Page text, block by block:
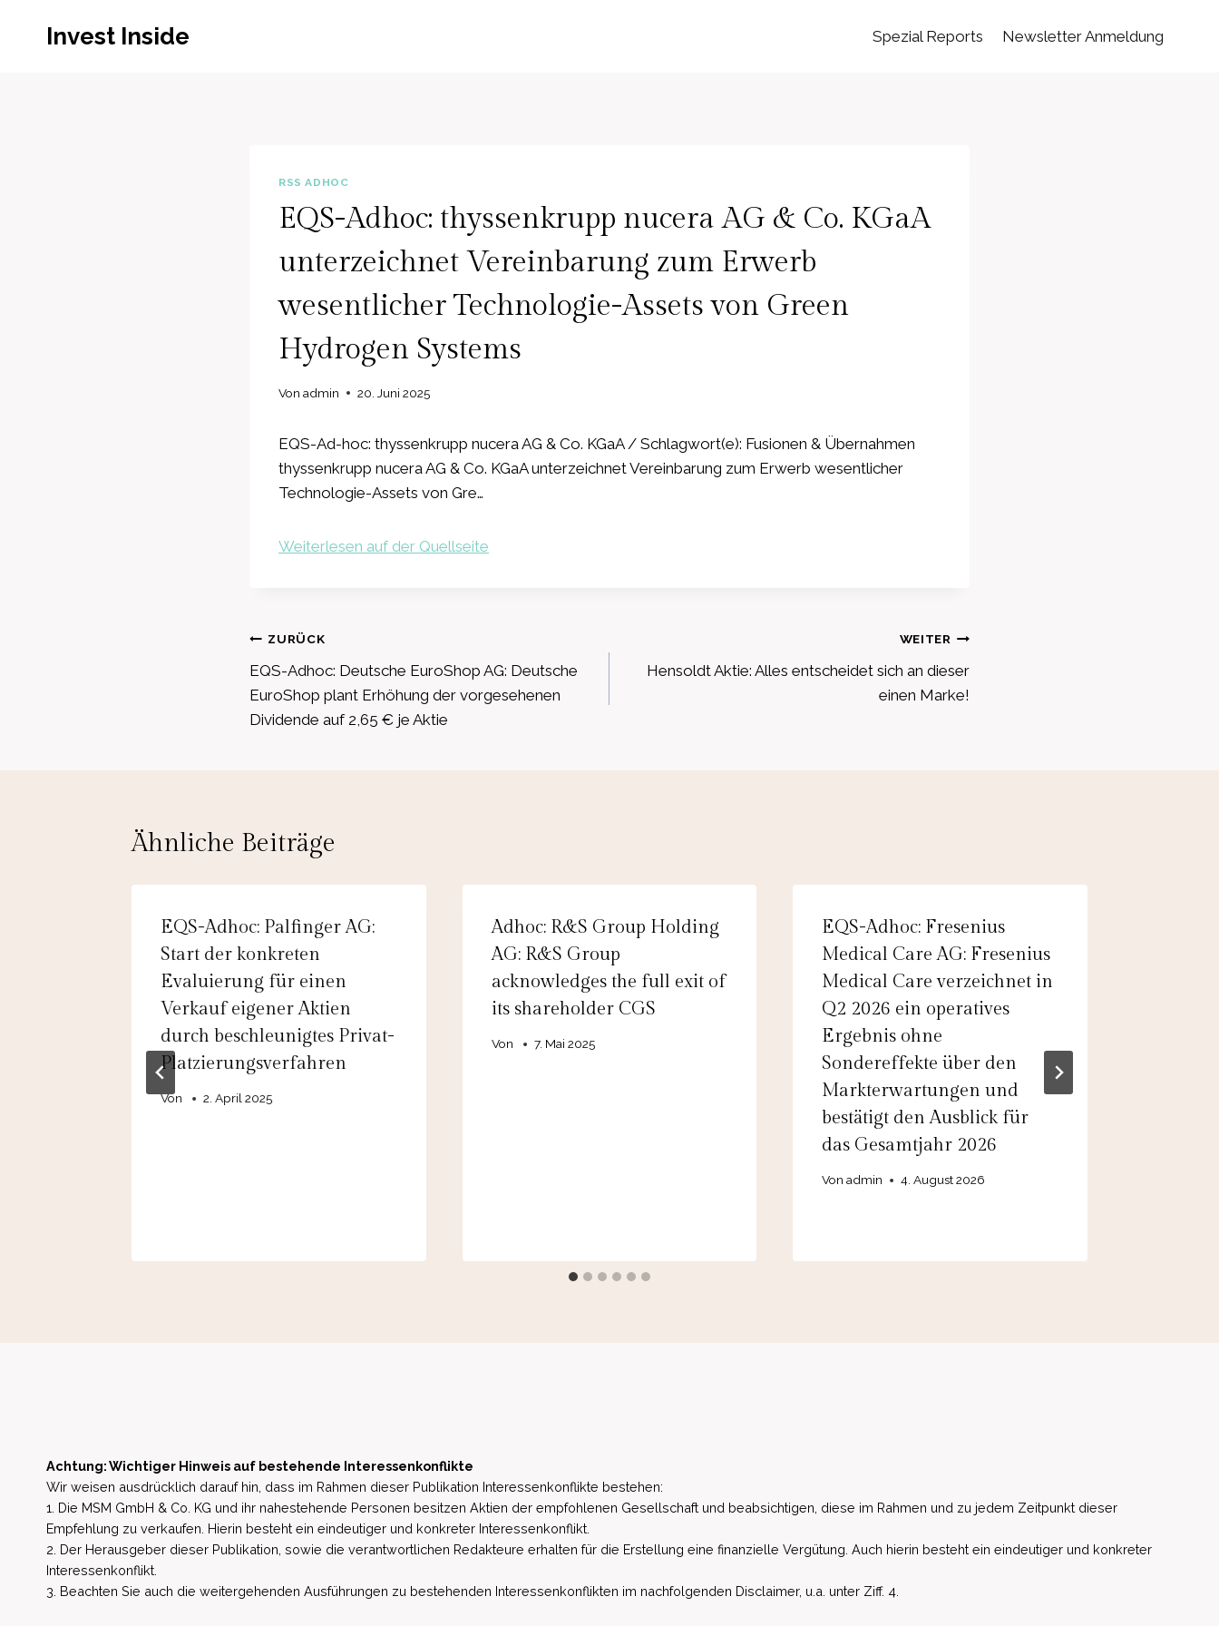
Invest Inside Spezial Reports Newsletter Anmeldung
RSS ADHOC
EQS-Adhoc: thyssenkrupp nucera AG & Co. KGaA
unterzeichnet Vereinbarung zum Erwerb
wesentlicher Technologie-Assets von Green
Hydrogen Systems
Von admin 20. Juni 2025
EQS-Ad-hoc: thyssenkrupp nucera AG & Co. KGaA / Schlagwort(e): Fusionen & Übernahmen
thyssenkrupp nucera AG & Co. KGaA unterzeichnet Vereinbarung zum Erwerb wesentlicher
Technologie-Assets von Gre…
Weiterlesen auf der Quellseite
Beitragsnavigation
ZURÜCK
EQS-Adhoc: Deutsche EuroShop AG: Deutsche
EuroShop plant Erhöhung der vorgesehenen
Dividende auf 2,65 € je Aktie
WEITER
Hensoldt Aktie: Alles entscheidet sich an dieser
einen Marke!
Ähnliche Beiträge
EQS-Adhoc: Palfinger AG:
Start der konkreten
Evaluierung für einen
Verkauf eigener Aktien
durch beschleunigtes Privat-
Platzierungsverfahren
Von 2. April 2025
Adhoc: R&S Group Holding
AG: R&S Group
acknowledges the full exit of
its shareholder CGS
Von 7. Mai 2025
EQS-Adhoc: Fresenius
Medical Care AG: Fresenius
Medical Care verzeichnet in
Q2 2026 ein operatives
Ergebnis ohne
Sondereffekte über den
Markterwartungen und
bestätigt den Ausblick für
das Gesamtjahr 2026
Von admin 4. August 2026
Achtung: Wichtiger Hinweis auf bestehende Interessenkonflikte
Wir weisen ausdrücklich darauf hin, dass im Rahmen dieser Publikation Interessenkonflikte bestehen:
1. Die MSM GmbH & Co. KG und ihr nahestehende Personen besitzen Aktien der empfohlenen Gesellschaft und beabsichtigen, diese im Rahmen und zu jedem Zeitpunkt dieser
Empfehlung zu verkaufen. Hierin besteht ein eindeutiger und konkreter Interessenkonflikt.
2. Der Herausgeber dieser Publikation, sowie die verantwortlichen Redakteure erhalten für die Erstellung eine finanzielle Vergütung. Auch hierin besteht ein eindeutiger und konkreter
Interessenkonflikt.
3. Beachten Sie auch die weitergehenden Ausführungen zu bestehenden Interessenkonflikten im nachfolgenden Disclaimer, u.a. unter Ziff. 4.